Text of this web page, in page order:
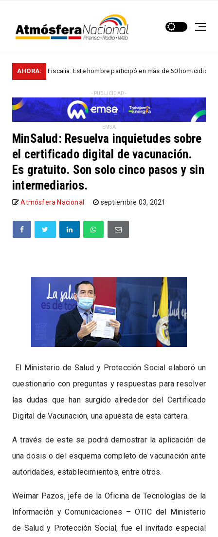
AHORA:
Fiscalía: Este hombre participó en más de 60 homicidios en...
- PUBLICIDAD -
EMSA
MinSalud: Resuelva inquietudes sobre
el certificado digital de vacunación.
Es gratuito. Son solo cinco pasos y sin
intermediarios.
Atmósfera Nacional septiembre 03, 2021
El Ministerio de Salud y Protección Social elaboró un
cuestionario con preguntas y respuestas para resolver
las dudas que han surgido alrededor del Certificado
Digital de Vacunación, una apuesta de esta cartera.
A través de este se podrá demostrar la aplicación de
una dosis o del esquema completo de vacunación ante
autoridades, establecimientos, entre otros.
Weimar Pazos, jefe de la Oficina de Tecnologías de la
Información y Comunicaciones – OTIC del Ministerio
de Salud y Protección Social, fue el invitado especial